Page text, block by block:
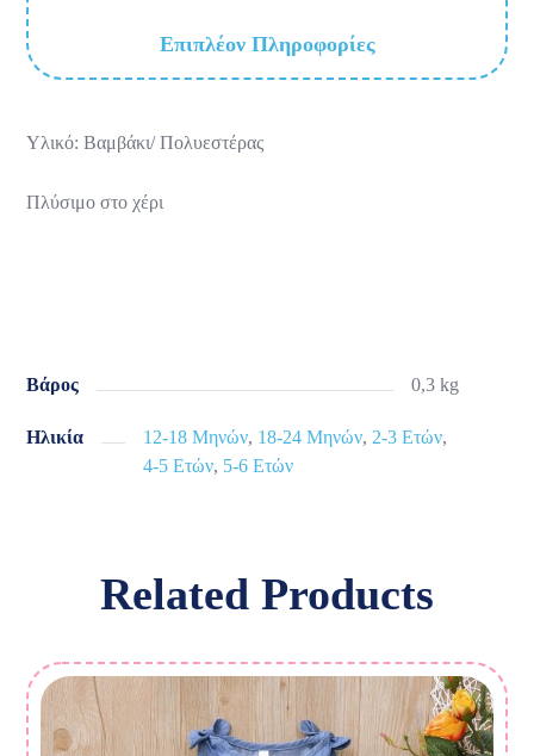
Επιπλέον Πληροφορίες
Υλικό: Βαμβάκι/ Πολυεστέρας
Πλύσιμο στο χέρι
Βάρος 0,3 kg
Ηλικία 12-18 Μηνών, 18-24 Μηνών, 2-3 Ετών,
4-5 Ετών, 5-6 Ετών
Related Products